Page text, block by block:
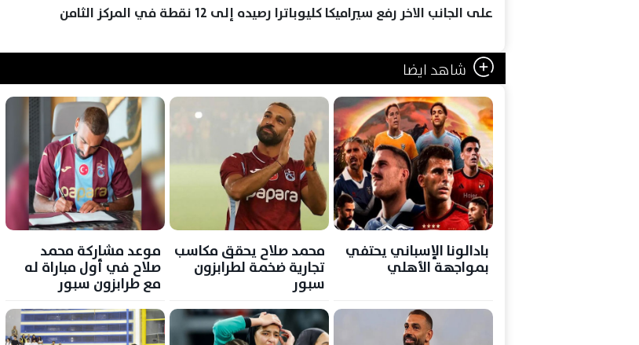
على الجانب الاخر رفع سيراميكا كليوباترا رصيده إلى 12 نقطة في المركز الثامن
شاهد ايضا
بادالونا الإسباني يحتفي
بمواجهة الأهلي
محمد صلاح يحقق مكاسب
تجارية ضخمة لطرابزون
سبور
موعد مشاركة محمد
صلاح في أول مباراة له
مع طرابزون سبور